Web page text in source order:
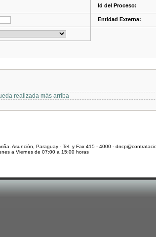
Id del Proceso:
Entidad Externa:
realizada más arriba
Asunción, Paraguay - Tel. y Fax 415 - 4000 -
a Viernes de 07:00 a 15:00 horas